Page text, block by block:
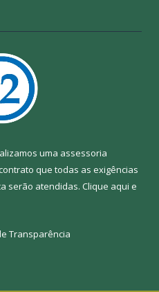
uma assessoria
que todas as exigências
serão atendidas. Clique aqui e
Transparência